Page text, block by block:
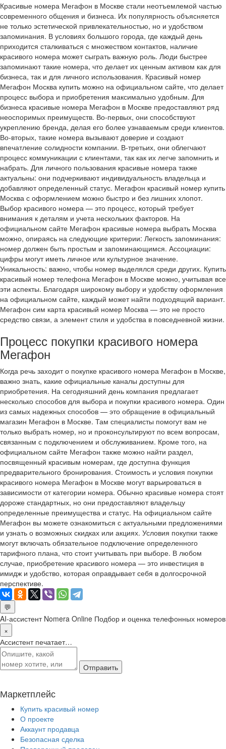
Красивые номера Мегафон в Москве стали неотъемлемой частью
современного общения и бизнеса. Их популярность объясняется
не только эстетической привлекательностью, но и удобством
запоминания. В условиях большого города, где каждый день
приходится сталкиваться с множеством контактов, наличие
красивого номера может сыграть важную роль. Люди быстрее
запоминают такие номера, что делает их ценным активом как для
бизнеса, так и для личного использования. Красивый номер
Мегафон Москва купить можно на официальном сайте, что делает
процесс выбора и приобретения максимально удобным. Для
бизнеса красивые номера Мегафон в Москве предоставляют ряд
неоспоримых преимуществ. Во-первых, они способствуют
укреплению бренда, делая его более узнаваемым среди клиентов.
Во-вторых, такие номера вызывают доверие и создают
впечатление солидности компании. В-третьих, они облегчают
процесс коммуникации с клиентами, так как их легче запомнить и
набрать. Для личного пользования красивые номера также
актуальны: они подчеркивают индивидуальность владельца и
добавляют определенный статус. Мегафон красивый номер купить
Москва с оформлением можно быстро и без лишних хлопот.
Выбор красивого номера — это процесс, который требует
внимания к деталям и учета нескольких факторов. На
официальном сайте Мегафон красивые номера выбрать Москва
можно, опираясь на следующие критерии: Легкость запоминания:
номер должен быть простым и запоминающимся. Ассоциации:
цифры могут иметь личное или культурное значение.
Уникальность: важно, чтобы номер выделялся среди других. Купить
красивый номер телефона Мегафон в Москве можно, учитывая все
эти аспекты. Благодаря широкому выбору и удобству оформления
на официальном сайте, каждый может найти подходящий вариант.
Мегафон сим карта красивый номер Москва — это не просто
средство связи, а элемент стиля и удобства в повседневной жизни.
Процесс покупки красивого номера
Мегафон
Когда речь заходит о покупке красивого номера Мегафон в Москве,
важно знать, какие официальные каналы доступны для
приобретения. На сегодняшний день компания предлагает
несколько способов для выбора и покупки красивого номера. Один
из самых надежных способов — это обращение в официальный
магазин Мегафон в Москве. Там специалисты помогут вам не
только выбрать номер, но и проконсультируют по всем вопросам,
связанным с подключением и обслуживанием. Кроме того, на
официальном сайте Мегафон также можно найти раздел,
посвященный красивым номерам, где доступна функция
предварительного бронирования. Стоимость и условия покупки
красивого номера Мегафон в Москве могут варьироваться в
зависимости от категории номера. Обычно красивые номера стоят
дороже стандартных, но они предоставляют владельцу
определенные преимущества и статус. На официальном сайте
Мегафон вы можете ознакомиться с актуальными предложениями
и узнать о возможных скидках или акциях. Условия покупки также
могут включать обязательное подключение определенного
тарифного плана, что стоит учитывать при выборе. В любом
случае, приобретение красивого номера — это инвестиция в
имидж и удобство, которая оправдывает себя в долгосрочной
перспективе.
💬
AI-ассистент Nomera Online Подбор и оценка телефонных номеров
×
Ассистент печатает…
Отправить
Маркетплейс
Купить красивый номер
О проекте
Аккаунт продавца
Безопасная сделка